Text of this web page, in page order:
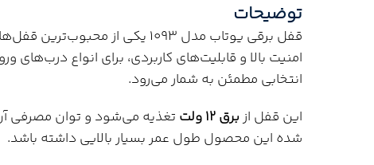
توضیحات
قفل برقی یوتاب مدل 1093 یکی از
امنیت بالا و قابلیت‌های کاربردی، برای انواع
انتخابی مطمئن به شمار می‌رود.
این قفل از برق ۱۲ ولت تغذیه می‌شود و توان مصرفی
شده این محصول طول عمر بسیار بالایی داشته باشد.